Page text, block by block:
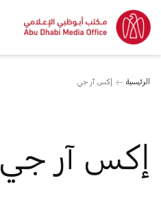
الرئيسية إكس آر جي
إكس آر جي